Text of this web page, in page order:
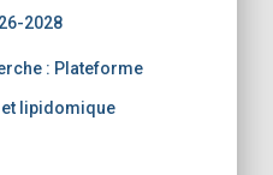
2028
: Plateforme
lipidomique